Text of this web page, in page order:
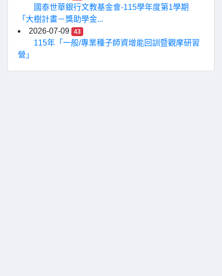
國泰世華銀行文教基金會-115學年度第1學期
「大樹計畫－獎助學金...
2026-07-09
43
115年「一般/專業種子師資增能回訓暨觀摩研習
營」